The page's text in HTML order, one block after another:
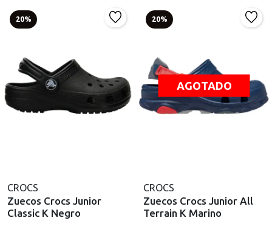
20%
CROCS
Zuecos Crocs Junior
Classic K Negro
20%
AGOTADO
CROCS
Zuecos Crocs Junior All
Terrain K Marino